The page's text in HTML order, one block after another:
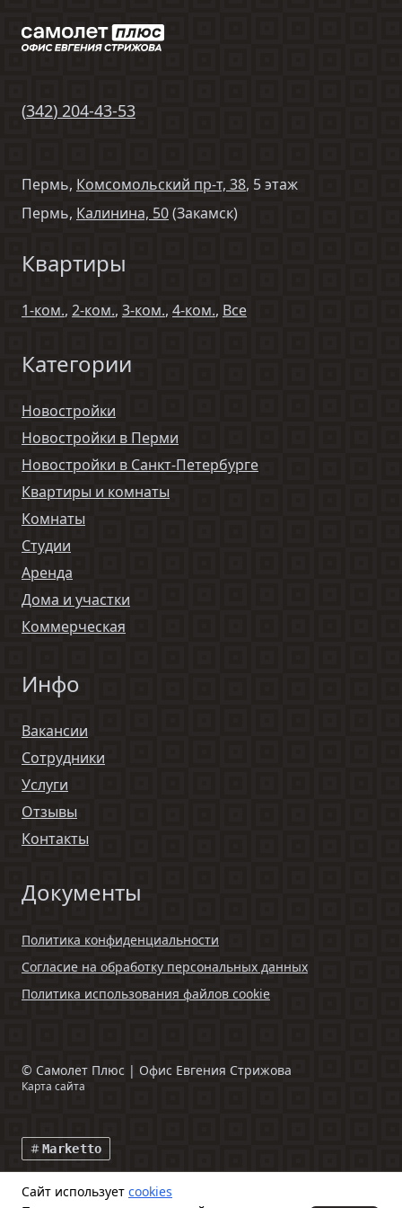
(342) 204-43-53
Пермь, Комсомольский пр-т, 38, 5 этаж
Пермь, Калинина, 50(Закамск)
Квартиры
1-ком., 2-ком., 3-ком., 4-ком., Все
Категории
Новостройки
Новостройки в Перми
Новостройки в Санкт-Петербурге
Квартиры и комнаты
Комнаты
Студии
Аренда
Дома и участки
Коммерческая
Инфо
Вакансии
Сотрудники
Услуги
Отзывы
Контакты
Документы
Политика конфиденциальности
Согласие на обработку персональных данных
Политика использования файлов cookie
© Самолет Плюс | Офис Евгения Стрижова
Карта сайта
Marketto
Данный интернет-сайт и информация, размещенная на нем,
Сайт использует cookies